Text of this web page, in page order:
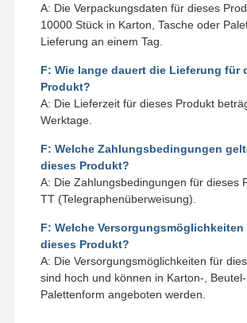
A: Die Verpackungsdaten für dieses
10000 Stück in Karton, Tasche oder
Lieferung an einem Tag.
F: Wie lange dauert die Lieferung für
Produkt?
A: Die Lieferzeit für dieses Produkt
Werktage.
F: Welche Zahlungsbedingungen
dieses Produkt?
A: Die Zahlungsbedingungen für dieses
TT (Telegraphenüberweisung).
F: Welche
dieses Produkt?
A: Die Versorgungsmöglichkeiten für
sind hoch und können in Karton-,
Palettenform angeboten werden.